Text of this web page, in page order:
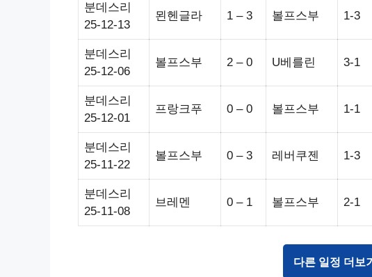
분데스리
25-12-13
묀헨글라 1 – 3 볼프스부 1-3
분데스리
25-12-06
볼프스부 2 – 0 U베를린 3-1
분데스리
25-12-01
프랑크푸 0 – 0 볼프스부 1-1
분데스리
25-11-22
볼프스부 0 – 3 레버쿠젠 1-3
분데스리
25-11-08
브레멘 0 – 1 볼프스부 2-1
다른 일정 더보